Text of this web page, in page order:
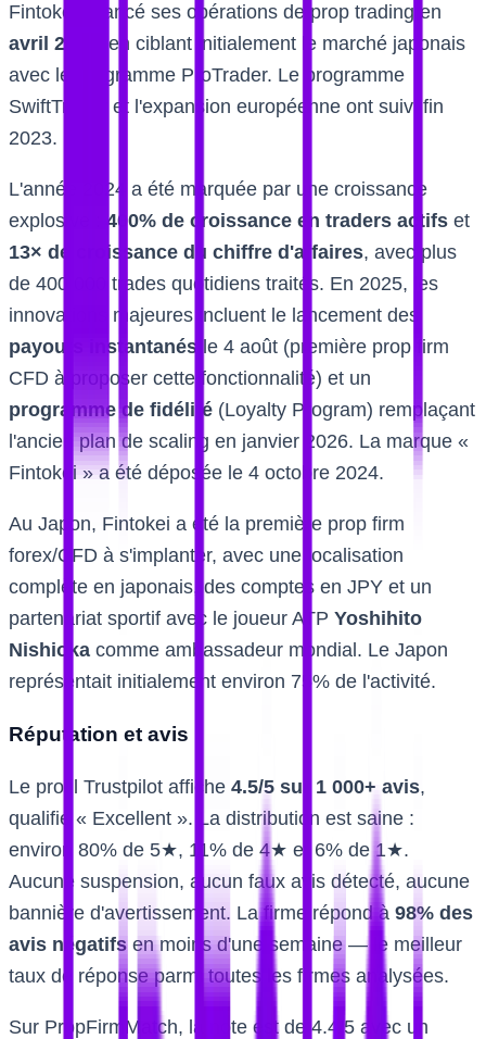
Fintokei a lancé ses opérations de prop trading en
avril 2023
, en ciblant initialement le marché japonais
avec le programme ProTrader. Le programme
SwiftTrader et l'expansion européenne ont suivi fin
2023.
L'année 2024 a été marquée par une croissance
explosive : 400% de croissance en traders actifs et
13× de croissance du chiffre d'affaires, avec plus
de 400 000 trades quotidiens traités. En 2025, les
innovations majeures incluent le lancement des
payouts instantanés le 4 août (première prop firm
CFD à proposer cette fonctionnalité) et un
programme de fidélité (Loyalty Program) remplaçant
l'ancien plan de scaling en janvier 2026. La marque «
Fintokei » a été déposée le 4 octobre 2024.
Au Japon, Fintokei a été la première prop firm
forex/CFD à s'implanter, avec une localisation
complète en japonais, des comptes en JPY et un
partenariat sportif avec le joueur ATP Yoshihito
Nishioka comme ambassadeur mondial. Le Japon
représentait initialement environ 75% de l'activité.
Réputation et avis
Le profil Trustpilot affiche 4.5/5 sur 1 000+ avis,
qualifié « Excellent ». La distribution est saine :
environ 80% de 5★, 11% de 4★ et 6% de 1★.
Aucune suspension, aucun faux avis détecté, aucune
bannière d'avertissement. La firme répond à 98% des
avis négatifs en moins d'une semaine — le meilleur
taux de réponse parmi toutes les firmes analysées.
Sur PropFirmMatch, la note est de 4.4/5 avec un